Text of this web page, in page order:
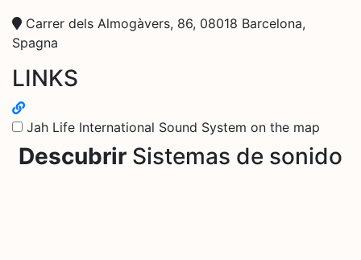
Carrer dels Almogàvers, 86, 08018 Barcelona,
Spagna
LINKS
Jah Life International Sound System on the map
Descubrir Sistemas de sonido